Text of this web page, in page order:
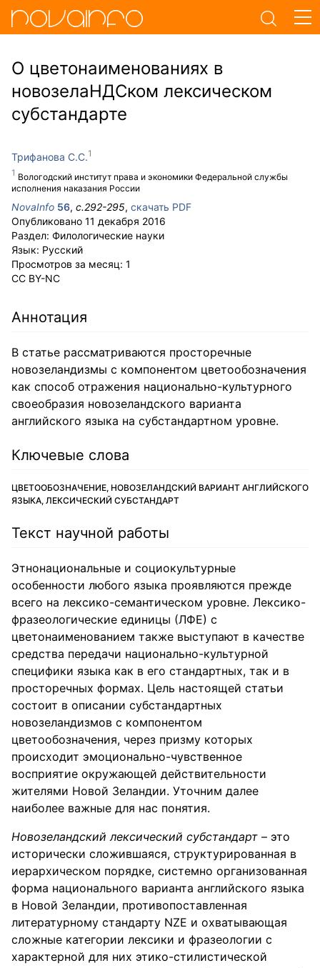
О цветонаименованиях в
новозелаНДСком лексическом
субстандарте
Трифанова С.С.
Вологодский институт права и экономики Федеральной службы
исполнения наказания России
NovaInfo 56, с.292-295, скачать PDF
Опубликовано 11 декабря 2016
Раздел: Филологические науки
Язык: Русский
Просмотров за месяц: 1
CC BY-NC
Аннотация
В статье рассматриваются просторечные
новозеландизмы с компонентом цветообозначения
как способ отражения национально-культурного
своеобразия новозеландского варианта
английского языка на субстандартном уровне.
Ключевые слова
ЦВЕТООБОЗНАЧЕНИЕ, НОВОЗЕЛАНДСКИЙ ВАРИАНТ АНГЛИЙСКОГО
ЯЗЫКА, ЛЕКСИЧЕСКИЙ СУБСТАНДАРТ
Текст научной работы
Этнонациональные и социокультурные
особенности любого языка проявляются прежде
всего на лексико-семантическом уровне. Лексико-
фразеологические единицы (ЛФЕ) с
цветонаименованием также выступают в качестве
средства передачи национально-культурной
специфики языка как в его стандартных, так и в
просторечных формах. Цель настоящей статьи
состоит в описании субстандартных
новозеландизмов с компонентом
цветообозначения, через призму которых
происходит эмоционально-чувственное
восприятие окружающей действительности
жителями Новой Зеландии. Уточним далее
наиболее важные для нас понятия.
Новозеландский лексический субстандарт – это
исторически сложившаяся, структурированная в
иерархическом порядке, системно организованная
форма национального варианта английского языка
в Новой Зеландии, противопоставленная
литературному стандарту NZE и охватывающая
сложные категории лексики и фразеологии с
характерной для них этико-стилистической